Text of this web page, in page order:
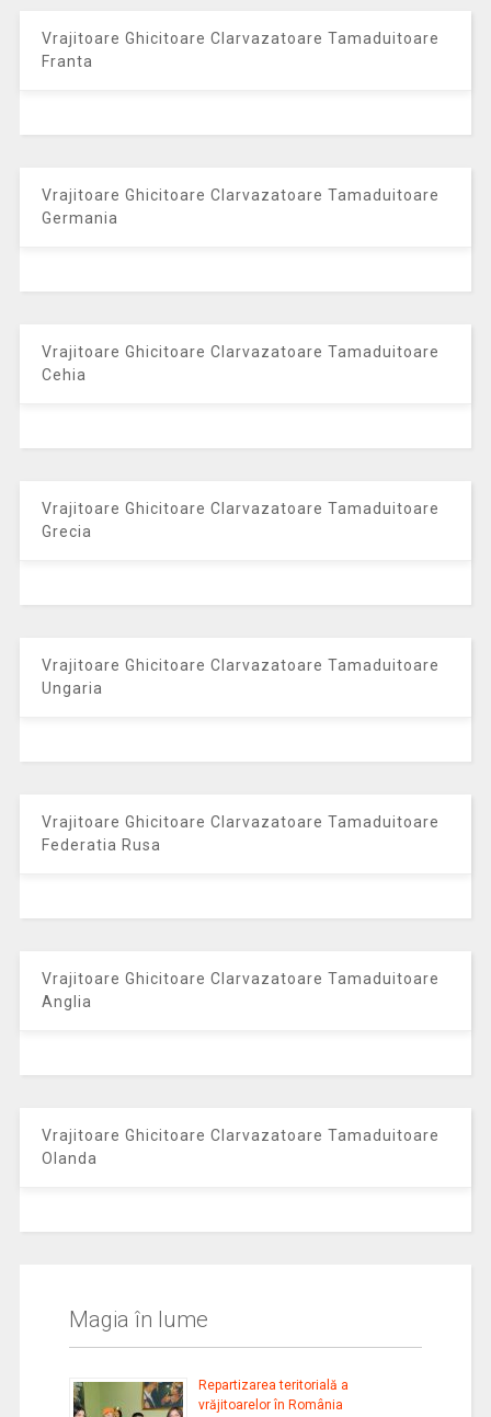
Vrajitoare Ghicitoare Clarvazatoare Tamaduitoare
Franta
Vrajitoare Ghicitoare Clarvazatoare Tamaduitoare
Germania
Vrajitoare Ghicitoare Clarvazatoare Tamaduitoare
Cehia
Vrajitoare Ghicitoare Clarvazatoare Tamaduitoare
Grecia
Vrajitoare Ghicitoare Clarvazatoare Tamaduitoare
Ungaria
Vrajitoare Ghicitoare Clarvazatoare Tamaduitoare
Federatia Rusa
Vrajitoare Ghicitoare Clarvazatoare Tamaduitoare
Anglia
Vrajitoare Ghicitoare Clarvazatoare Tamaduitoare
Olanda
Magia în lume
Repartizarea teritorială a
vrăjitoarelor în România